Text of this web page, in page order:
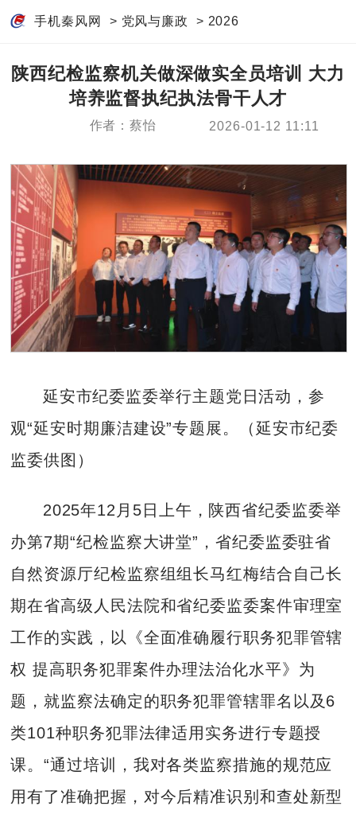
手机秦风网 > 党风与廉政 > 2026
陕西纪检监察机关做深做实全员培训 大力
培养监督执纪执法骨干人才
作者：蔡怡 2026-01-12 11:11
延安市纪委监委举行主题党日活动，参
观“延安时期廉洁建设”专题展。（延安市纪委
监委供图）
2025年12月5日上午，陕西省纪委监委举
办第7期“纪检监察大讲堂”，省纪委监委驻省
自然资源厅纪检监察组组长马红梅结合自己长
期在省高级人民法院和省纪委监委案件审理室
工作的实践，以《全面准确履行职务犯罪管辖
权 提高职务犯罪案件办理法治化水平》为
题，就监察法确定的职务犯罪管辖罪名以及6
类101种职务犯罪法律适用实务进行专题授
课。“通过培训，我对各类监察措施的规范应
用有了准确把握，对今后精准识别和查处新型